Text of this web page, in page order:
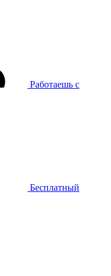
Работаешь с
Бесплатный